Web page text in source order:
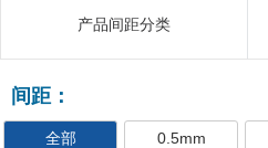
产品间距分类
间距：
全部 0.5mm